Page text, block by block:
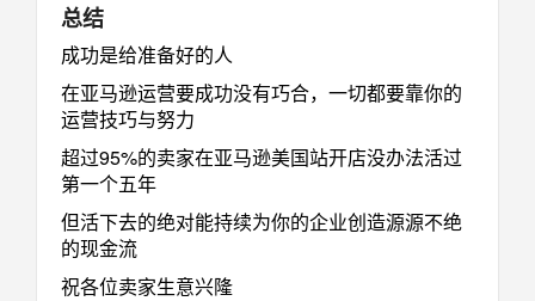
总结
成功是给准备好的人
在亚马逊运营要成功没有巧合，一切都要靠你的
运营技巧与努力
超过95%的卖家在亚马逊美国站开店没办法活过
第一个五年
但活下去的绝对能持续为你的企业创造源源不绝
的现金流
祝各位卖家生意兴隆